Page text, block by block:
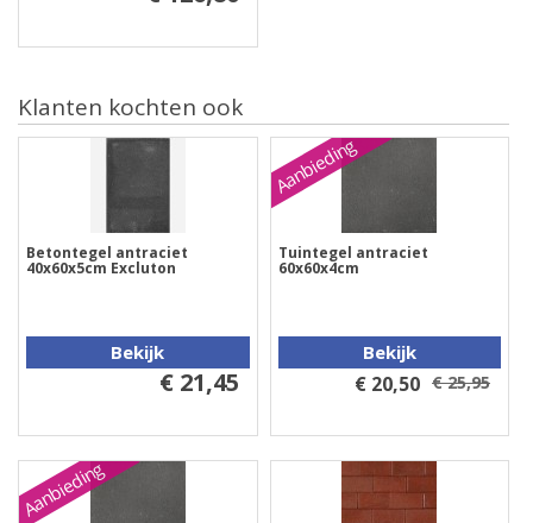
Klanten kochten ook
Betontegel antraciet
40x60x5cm Excluton
Bekijk
€ 21,45
Aanbieding
Tuintegel antraciet
60x60x4cm
Bekijk
€ 20,50 € 25,95
Aanbieding